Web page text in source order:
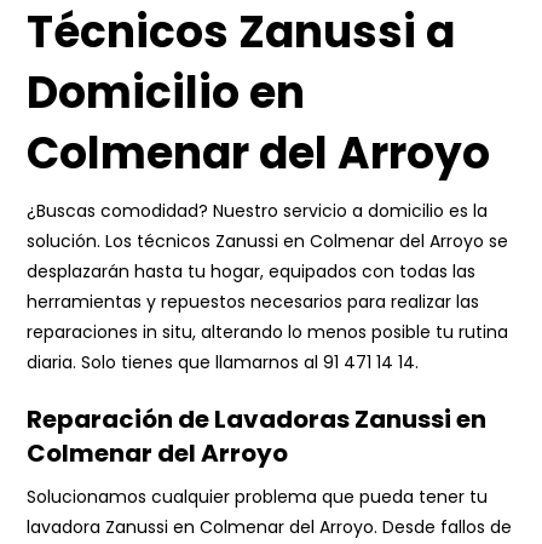
Técnicos Zanussi a
Domicilio en
Colmenar del Arroyo
¿Buscas comodidad? Nuestro servicio a domicilio es la
solución. Los técnicos Zanussi en Colmenar del Arroyo se
desplazarán hasta tu hogar, equipados con todas las
herramientas y repuestos necesarios para realizar las
reparaciones in situ, alterando lo menos posible tu rutina
diaria. Solo tienes que llamarnos al91 471 14 14.
Reparación de Lavadoras Zanussi en
Colmenar del Arroyo
Solucionamos cualquier problema que pueda tener tu
lavadora Zanussi en Colmenar del Arroyo. Desde fallos de